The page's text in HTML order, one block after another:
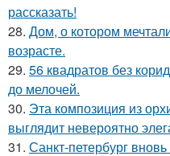
рассказать!
28. Дом, о котором
возрасте.
29. 56 квадратов без
до мелочей.
30. Эта композиция из
выглядит невероятно
31. Санкт-петербург